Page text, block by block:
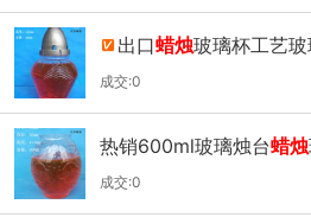
出口蜡烛玻璃杯工艺
成交:0
热销600ml玻璃烛台蜡烛
成交:0